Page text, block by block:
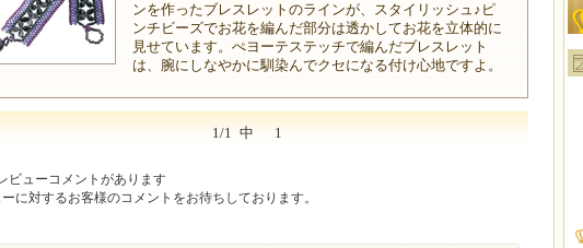
ンを作ったブレスレットのラインが、スタイリッシュ♪ピ
ンチビーズでお花を編んだ部分は透かしてお花を立体的に
見せています。ぺヨーテステッチで編んだブレスレット
は、腕にしなやかに馴染んでクセになる付け心地ですよ。
1/1 中 1
ビューコメントがあります
に対するお客様のコメントをお待ちしております。